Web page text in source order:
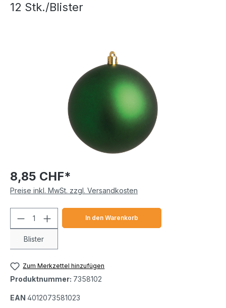
12 Stk./Blister
8,85 CHF*
Preise inkl. MwSt. zzgl. Versandkosten
Produkt Anzahl: Gib den
Blister
In den Warenkorb
Zum Merkzettel hinzufügen
Produktnummer: 7358102
EAN 4012073581023